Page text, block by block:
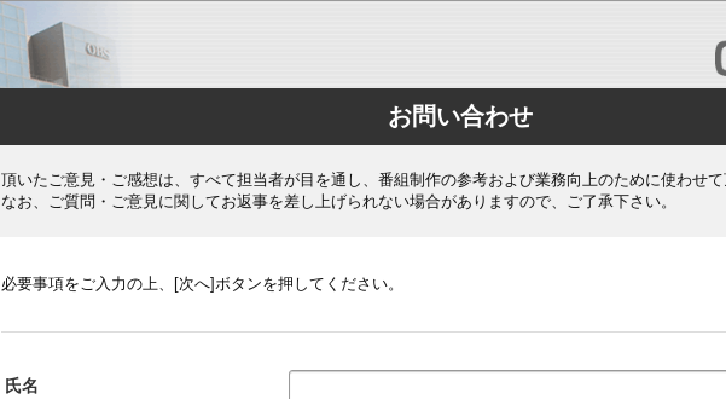
お問い合わせ
頂いたご意見・ご感想は、すべて担当者が目を通し、番組制作の参考および業務向上のために使わせて
なお、ご質問・ご意見に関してお返事を差し上げられない場合がありますので、ご了承下さい。
必要事項をご入力の上、[次へ]ボタンを押してください。
氏名